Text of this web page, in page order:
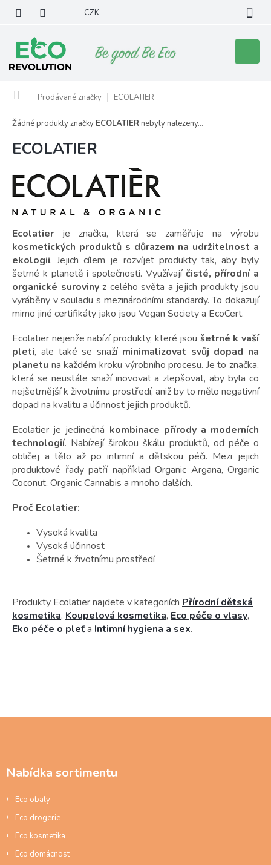
obsah
CZK
košík
Domů Prodávané značky ECOLATIER
ECOLATIER
Ecolatier je značka, která se zaměřuje na výrobu
kosmetických produktů s důrazem na udržitelnost a
ekologii. Jejich cílem je rozvíjet produkty tak, aby byly
šetrné k planetě i společnosti. Využívajíčisté, přírodní a
organické surovinyz celého světa a jejich produkty jsou
vyráběny v souladu s mezinárodními standardy. To dokazují
mimo jiné certifikáty jako jsou Vegan Society a EcoCert.
Ecolatier nejenže nabízí produkty, které jsou šetrné k vaší
pleti, ale také se snaží minimalizovat svůj dopad na
planetu na každém kroku výrobního procesu. Je to značka,
která se neustále snaží inovovat a zlepšovat, aby byla co
nejšetrnější k životnímu prostředí, aniž by to mělo negativní
dopad na kvalitu a účinnost jejich produktů.
Ecolatier je jedinečná kombinace přírody a moderních
technologií. Nabízejí širokou škálu produktů, od péče o
obličej a tělo až po intimní a dětskou péči. Mezi jejich
produktové řady patří například Organic Argana, Organic
Coconut, Organic Cannabis a mnoho dalších.
Proč Ecolatier:
Vysoká kvalita
Vysoká účinnost
Šetrné k životnímu prostředí
Produkty Ecolatier najdete v kategoriích Přírodní dětská
kosmetika, Koupelová kosmetika, Eco péče o vlasy,
Eko péče o pleťa Intimní hygiena a sex.
Žádné produkty značky ECOLATIER nebyly nalezeny...
Nabídka sortimentu
Eco obaly
Eco drogerie
Eco kosmetika
Eco domácnost